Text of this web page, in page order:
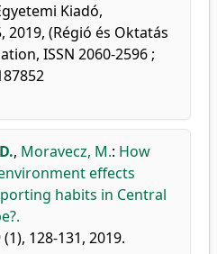
Kiadó,
2019, (Régió és Oktatás
ISSN 2060-2596 ;
, Moravecz, M.: How
effects
habits in Central
(1), 128-131, 2019.